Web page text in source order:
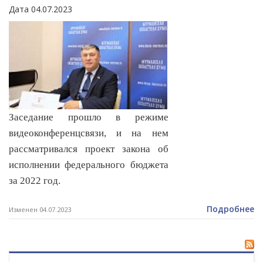
Дата 04.07.2023
Заседание прошло в режиме
видеоконференцсвязи, и на нем
рассматривался проект закона об
исполнении федерального бюджета
за 2022 год.
Изменен 04.07.2023 Подробнее